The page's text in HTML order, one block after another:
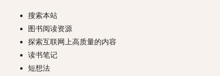
搜索本站
图书阅读资源
探索互联网上高质量的内容
读书笔记
短想法